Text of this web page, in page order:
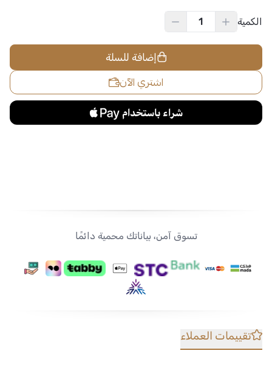
الكمية
إضافة للسلة
اشتري الآن
تسوق آمن، بياناتك محمية دائمًا
تقييمات العملاء